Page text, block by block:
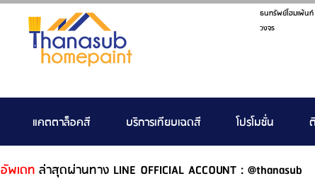
ธนทรัพย์โฮมเพ้น
วงจร
แคตตาล็อคสี บริการเทียบเฉดสี โปรโมชั่น
อัพเดท ล่าสุดผ่านทาง LINE OFFICIAL ACCOUNT : @thanasub